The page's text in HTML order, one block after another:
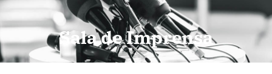
Sala de Imprensa